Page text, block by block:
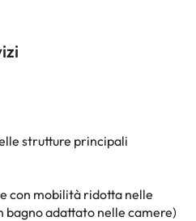
strutture principali
con mobilità ridotta nelle
bagno adattato nelle camere)